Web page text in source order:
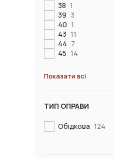
38 1
39 3
40 1
43 11
44 7
45 14
Показати всі
ТИП ОПРАВИ
Обідкова 124